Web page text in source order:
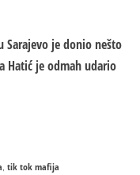
Sarajevo je donio nešto
Hatić je odmah udario
, tik tok mafija